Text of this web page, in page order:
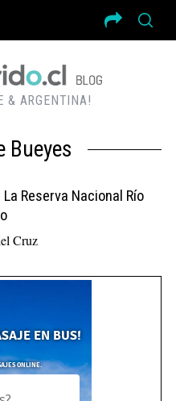
& ARGENTINA!
Bueyes
Reserva Nacional Río
Cruz